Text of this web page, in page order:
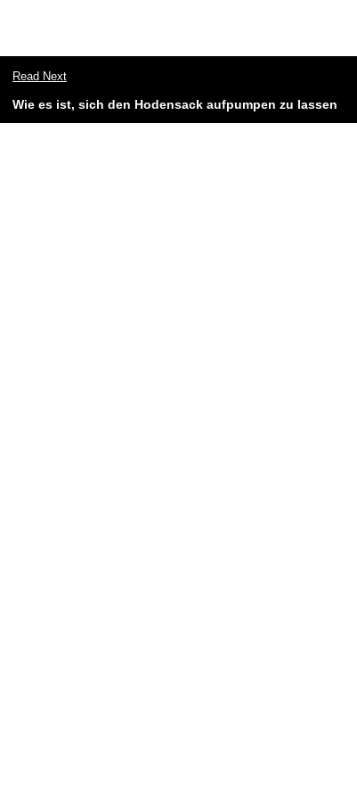
Read Next
Wie es ist, sich den Hodensack aufpumpen zu lassen